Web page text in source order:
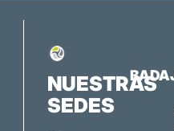
NUESTRAS
SEDES